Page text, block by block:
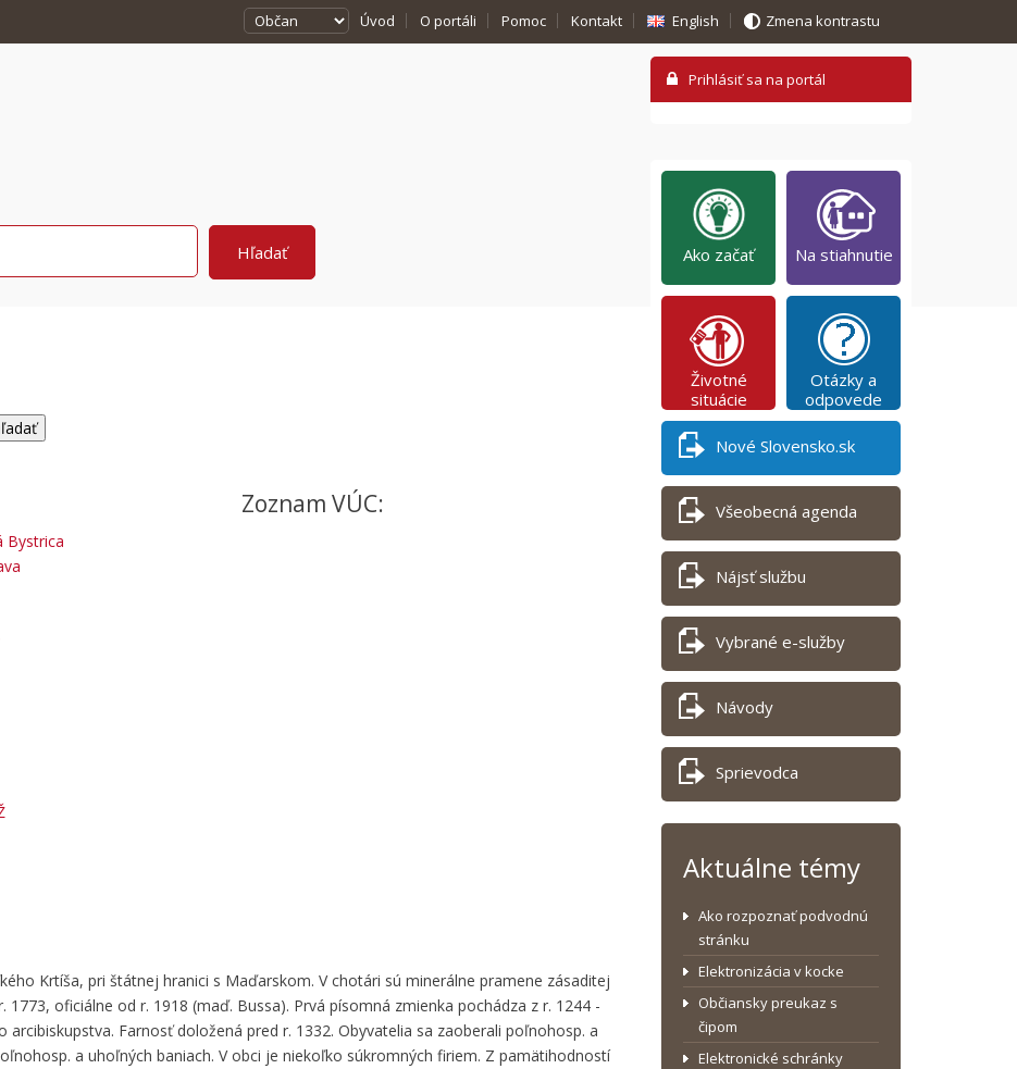
Úvod O portáli Pomoc Kontakt English Zmena kontrastu
Zoznam VÚC:
Bystrica
Krtíša, pri štátnej hranici s Maďarskom. V chotári sú minerálne pramene zásaditej
1773, oficiálne od r. 1918 (maď. Bussa). Prvá písomná zmienka pochádza z r. 1244 -
Farnosť doložená pred r. 1332. Obyvatelia sa zaoberali poľnohosp. a
a uhoľných baniach. V obci je niekoľko súkromných firiem. Z pamätihodností
Ako začať Na stiahnutie
Životné
situácie
Otázky a
odpovede
Nové Slovensko.sk
Všeobecná agenda
Nájsť službu
Vybrané e-služby
Návody
Sprievodca
Aktuálne témy
Ako rozpoznať podvodnú
stránku
Elektronizácia v kocke
Občiansky preukaz s
čipom
Elektronické schránky